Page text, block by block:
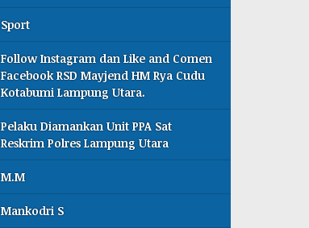
Sport
Follow Instagram dan Like and Comen
Facebook RSD Mayjend HM Rya Cudu
Kotabumi Lampung Utara.
Pelaku Diamankan Unit PPA Sat
Reskrim Polres Lampung Utara
M.M
Mankodri S